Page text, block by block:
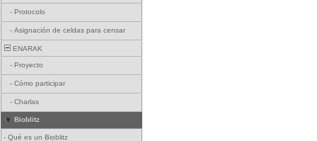
- Protocolo
- Asignación de celdas para censar
ENARAK
- Proyecto
- Cómo participar
- Charlas
Bioblitz
- Qué es un Bioblitz